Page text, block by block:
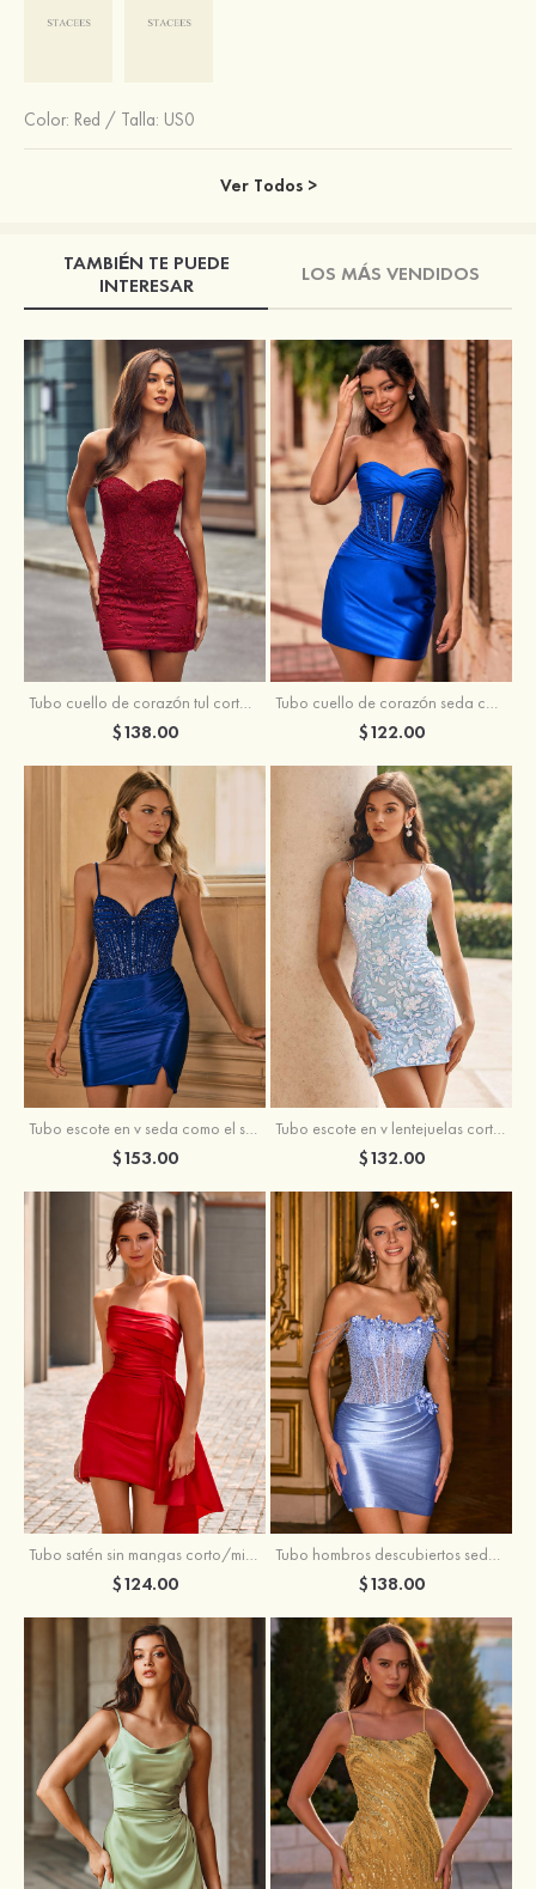
Color: Red / Talla: US0
Ver Todos >
TAMBIÉN TE PUEDE
INTERESAR
LOS MÁS VENDIDOS
Tubo cuello de corazón tul corto/mini vestido para homecoming
$138.00
Tubo cuello de corazón seda como el satén corto vestido para homecoming
$122.00
Tubo escote en v seda como el satén corto vestido para homecoming
$153.00
Tubo escote en v lentejuelas corto vestido para homecoming
$132.00
Tubo satén sin mangas corto/mini vestido para homecoming
$124.00
Tubo hombros descubiertos seda como el satén corto vestido para homecoming
$138.00